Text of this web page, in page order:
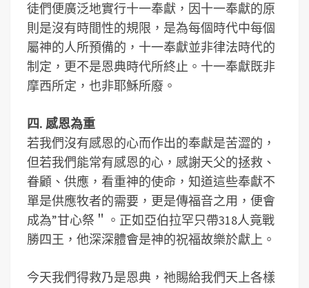
徒們便廣泛地實行十一奉獻，因十一奉獻的原
則是沒有時間性的規限，是為每個時代中每個
屬神的人所預備的，十一奉獻並非律法時代的
制定，更不是恩典時代所終止。十一奉獻既非
摩西所定，也非耶穌所廢。
四. 感恩為重
若我們沒有感恩的心而作出的奉獻是苦澀的，
但若我們能常有感恩的心，感謝天父的拯救、
眷顧、供應，看重神的使命，知道這些奉獻不
單是供應牧者的需要，更是傳福音之用，便會
成為”甘心祭＂。正如亞伯拉罕只帶318人竟戰
勝四王，他深深體會是神的祝福故樂於獻上。
今天我們得救乃是恩典，祂賜給我們天上各樣